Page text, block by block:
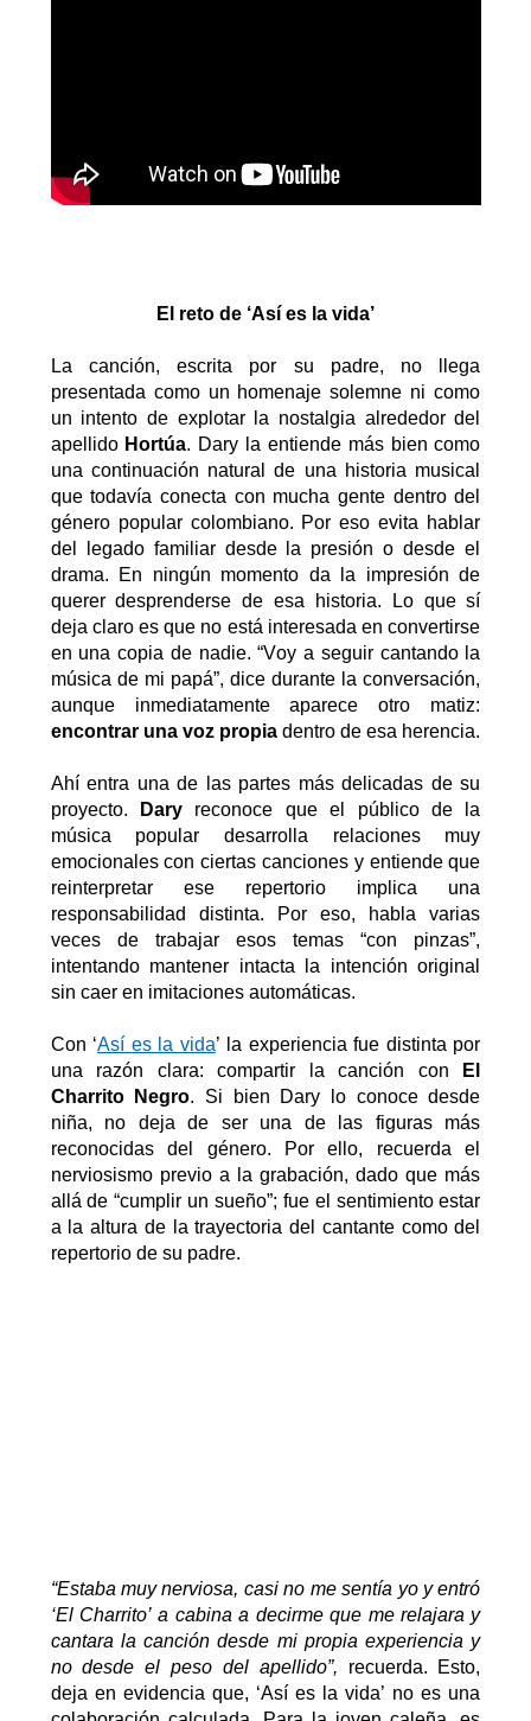
El reto de ‘Así es la vida’
La canción, escrita por su padre, no llega
presentada como un homenaje solemne ni como
un intento de explotar la nostalgia alrededor del
apellido Hortúa. Dary la entiende más bien como
una continuación natural de una historia musical
que todavía conecta con mucha gente dentro del
género popular colombiano. Por eso evita hablar
del legado familiar desde la presión o desde el
drama. En ningún momento da la impresión de
querer desprenderse de esa historia. Lo que sí
deja claro es que no está interesada en convertirse
en una copia de nadie. “Voy a seguir cantando la
música de mi papá”, dice durante la conversación,
aunque inmediatamente aparece otro matiz:
encontrar una voz propiadentro de esa herencia.
Ahí entra una de las partes más delicadas de su
proyecto.
Daryreconoce que el público de la
música popular desarrolla relaciones muy
emocionales con ciertas canciones y entiende que
reinterpretar ese repertorio implica una
responsabilidad distinta. Por eso, habla varias
veces de trabajar esos temas “con pinzas”,
intentando mantener intacta la intención original
sin caer en imitaciones automáticas.
Con ‘Así es la vida’ la experiencia fue distinta por
una razón clara: compartir la canción con
El
Charrito Negro. Si bien Dary lo conoce desde
niña, no deja de seruna de las figuras más
reconocidas del género.
Por ello, recuerda el
nerviosismo previo a la grabación,dado que más
allá de “cumplir un sueño”; fue el sentimiento estar
a la altura de la trayectoria del cantante como del
repertorio de su padre.
“Estaba muy nerviosa, casi no me sentía yo y entró
‘El Charrito’ a cabina a decirme que me relajara y
cantara la canción desde mipropia experiencia y
no desde el peso del apellido”, recuerda. Esto,
deja en evidencia que, ‘Así es la vida’ no es una